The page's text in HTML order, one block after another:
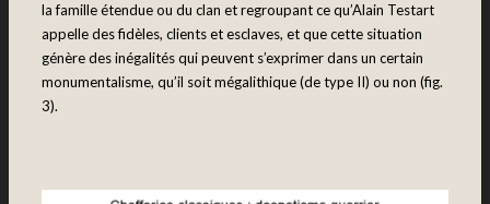
la famille étendue ou du clan et regroupant ce qu’Alain Testart
appelle des fidèles, clients et esclaves, et que cette situation
génère des inégalités qui peuvent s’exprimer dans un certain
monumentalisme, qu’il soit mégalithique (de type II) ou non (fig.
3).